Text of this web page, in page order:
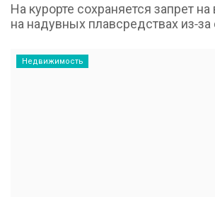
На курорте сохраняется запрет
на надувных плавсредствах из-
Недвижимость